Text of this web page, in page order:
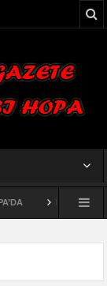
İL MÜDÜRÜ